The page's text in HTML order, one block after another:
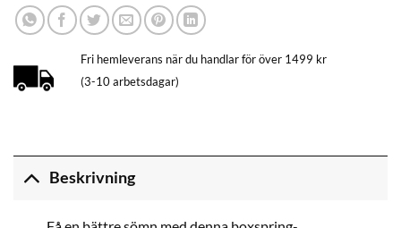
Fri hemleverans när du handlar för över 1499 kr
(3-10 arbetsdagar)
Beskrivning